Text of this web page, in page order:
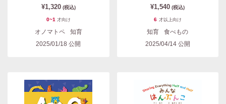
¥1,320 (税込)
0~1 才向け
オノマトペ
知育
2025/01/18 公開
¥1,540 (税込)
6 才以上向け
知育
食べもの
2025/04/14公開